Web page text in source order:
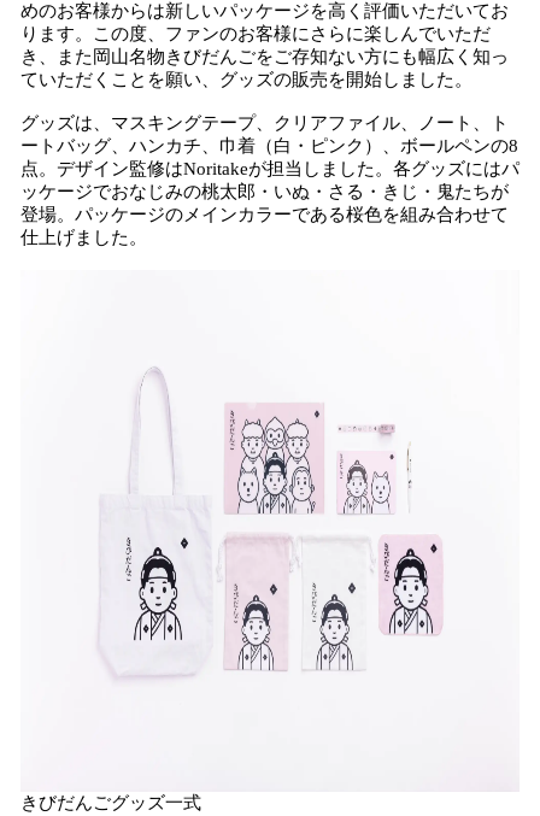
めのお客様からは新しいパッケージを高く評価いただいてお
ります。この度、ファンのお客様にさらに楽しんでいただ
き、また岡山名物きびだんごをご存知ない方にも幅広く知っ
ていただくことを願い、グッズの販売を開始しました。
グッズは、マスキングテープ、クリアファイル、ノート、ト
ートバッグ、ハンカチ、巾着（白・ピンク）、ボールペンの8
点。デザイン監修はNoritakeが担当しました。各グッズにはパ
ッケージでおなじみの桃太郎・いぬ・さる・きじ・鬼たちが
登場。パッケージのメインカラーである桜色を組み合わせて
仕上げました。
きびだんごグッズ一式